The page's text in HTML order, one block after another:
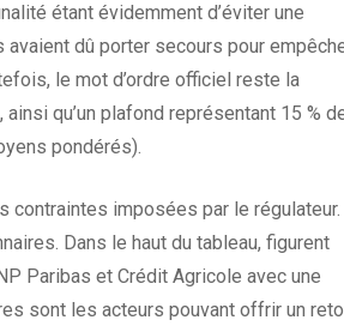
étant évidemment d’éviter une
dû porter secours pour
le mot d’ordre officiel reste la
qu’un plafond représentant 15 %
pondérés).
contraintes imposées par le régulateur.
Dans le haut du tableau, figurent
Paribas et Crédit Agricole avec une
sont les acteurs pouvant offrir un